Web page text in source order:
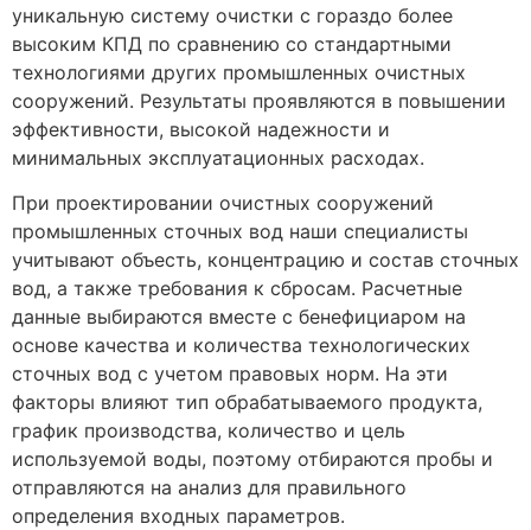
уникальную систему очистки с гораздо более
высоким КПД по сравнению со стандартными
технологиями других промышленных очистных
сооружений. Результаты проявляются в повышении
эффективности, высокой надежности и
минимальных эксплуатационных расходах.
При проектировании очистных сооружений
промышленных сточных вод наши специалисты
учитывают объесть, концентрацию и состав сточных
вод, а также требования к сбросам. Расчетные
данные выбираются вместе с бенефициаром на
основе качества и количества технологических
сточных вод с учетом правовых норм. На эти
факторы влияют тип обрабатываемого продукта,
график производства, количество и цель
используемой воды, поэтому отбираются пробы и
отправляются на анализ для правильного
определения входных параметров.